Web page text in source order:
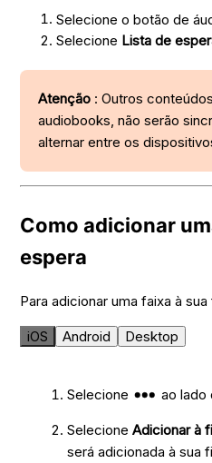
Selecione o botão de
Selecione Lista de
Atenção : Outros
audiobooks, não serão
alternar entre os
Como adicionar
espera
Para adicionar uma faixa à
iOS Android Desktop
Selecione ao lado
SelecioneAdicionar à
será adicionada à sua